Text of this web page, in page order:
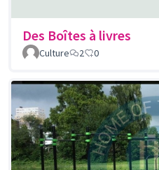
Des Boîtes à livres
Culture
2 0